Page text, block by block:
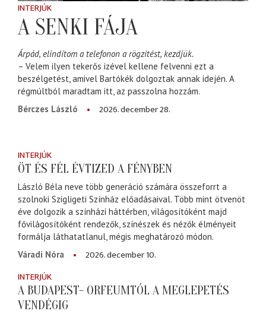
INTERJÚK
A SENKI FÁJA
Árpád, elindítom a telefonon a rögzítést, kezdjük.
– Velem ilyen tekerős izével kellene felvenni ezt a
beszélgetést, amivel Bartókék dolgoztak annak idején. A
régmúltból maradtam itt, az passzolna hozzám.
Bérczes László
2026. december 28.
INTERJÚK
ÖT ÉS FÉL ÉVTIZED A FÉNYBEN
László Béla neve több generáció számára összeforrt a
szolnoki Szigligeti Színház előadásaival. Több mint ötvenöt
éve dolgozik a színházi háttérben, világosítóként majd
fővilágosítóként rendezők, színészek és nézők élményeit
formálja láthatatlanul, mégis meghatározó módon.
Váradi Nóra
2026. december 10.
INTERJÚK
A BUDAPEST- ORFEUMTÓL A MEGLEPETÉS
VENDÉGIG